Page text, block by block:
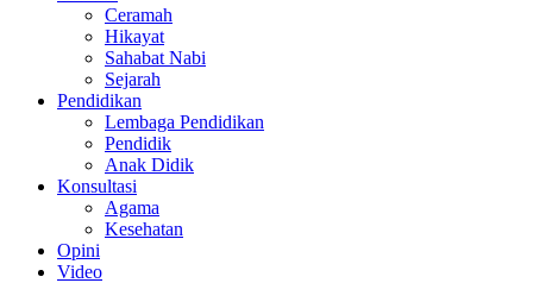
Ceramah
Hikayat
Sahabat Nabi
Sejarah
Pendidikan
Lembaga Pendidikan
Pendidik
Anak Didik
Konsultasi
Agama
Kesehatan
Opini
Video